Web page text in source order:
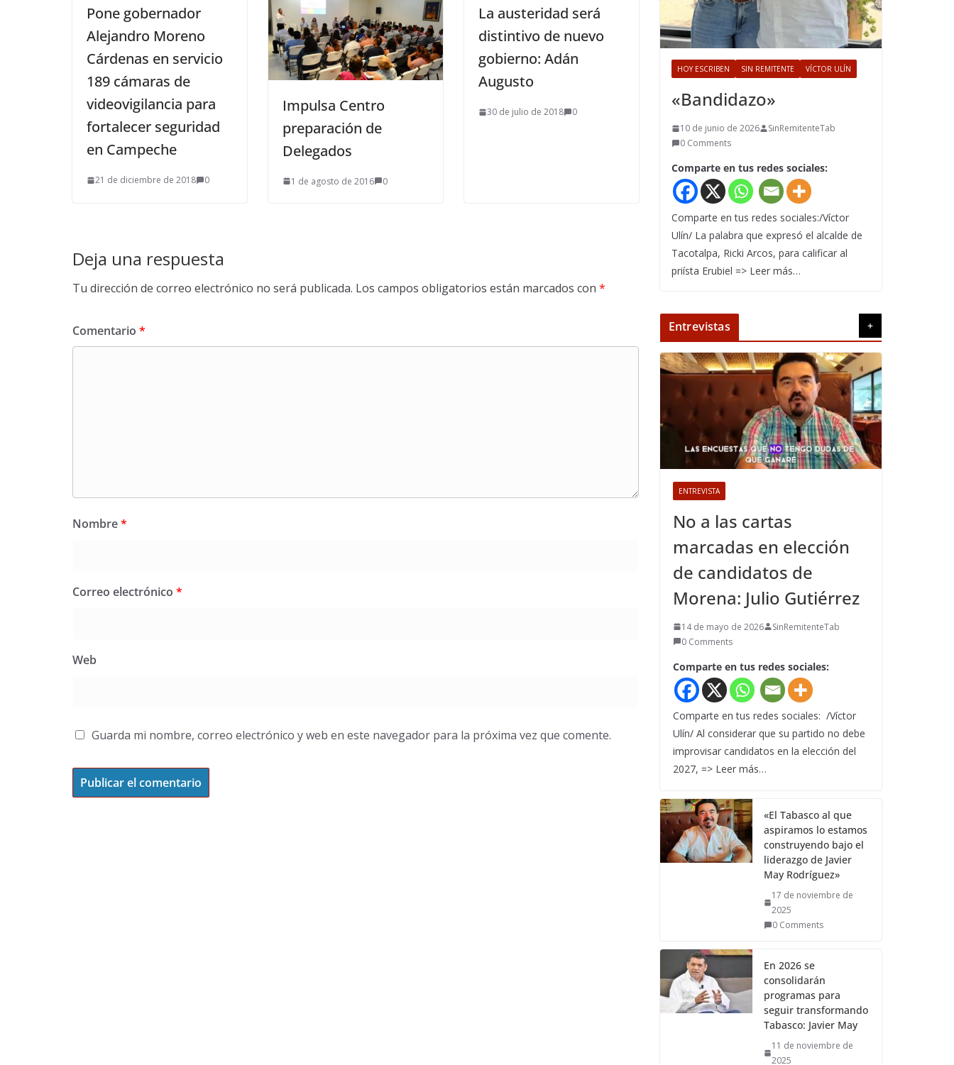
Pone gobernador
Alejandro Moreno
Cárdenas en servicio
189 cámaras de
videovigilancia para
fortalecer seguridad
en Campeche
21 de diciembre de 2018 0
Impulsa Centro
preparación de
Delegados
1 de agosto de 2016 0
La austeridad será
distintivo de nuevo
gobierno: Adán
Augusto
30 de julio de 2018 0
Deja una respuesta
Tu dirección de correo electrónico no será publicada. Los campos obligatorios están marcados con *
Comentario *
Nombre*
Correo electrónico *
Web
Guarda mi nombre, correo electrónico y web en este navegador para la próxima vez que comente.
HOY ESCRIBEN SIN REMITENTE VÍCTOR ULÍN
«Bandidazo»
10 de junio de 2026
SinRemitenteTab
0 Comments
Comparte en tus redes sociales:
Comparte en tus redes sociales:/Víctor
Ulín/ La palabra que expresó el alcalde de
Tacotalpa, Ricki Arcos, para calificar al
priísta Erubiel => Leer más…
Entrevistas +
ENTREVISTA
No a las cartas
marcadas en elección
de candidatos de
Morena: Julio Gutiérrez
14 de mayo de 2026
SinRemitenteTab
0 Comments
Comparte en tus redes sociales:
Comparte en tus redes sociales: /Víctor
Ulín/ Al considerar que su partido no debe
improvisar candidatos en la elección del
2027, => Leer más…
«El Tabasco al que
aspiramos lo estamos
construyendo bajo el
liderazgo de Javier
May Rodríguez»
17 de noviembre de
2025
0 Comments
En 2026 se
consolidarán
programas para
seguir transformando
Tabasco: Javier May
11 de noviembre de
2025